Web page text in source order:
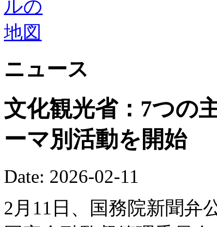
ニュース
文化観光省：7つの
ーマ別活動を開始
Date: 2026-02-11
2月11日、国務院新聞弁